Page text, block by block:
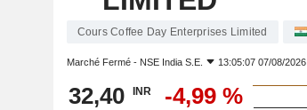
Cours Coffee Day Enterprises Limited
Marché Fermé - NSE India S.E. 13:05:07 07/08/2026
32,40 INR -4,99 %